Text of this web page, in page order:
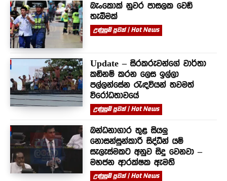
බැංකොක් නුවර පාසලක වෙඩි
තැබීමක්
උණුසුම් පුවත් | Hot News
Update – සිරකරුවන්⁣ගේ වාර්තා
කඩිනම් කරන ලෙස ඉල්ලා
පල්ලන්සේන රැඳවියන් තවමත්
විරෝධතාවයේ
උණුසුම් පුවත් | Hot News
බන්ධනාගාර තුළ සියලු
නොසන්සුන්කාරී සිද්ධීන් යම්
සැලැස්මකට අනුව සිදු වෙනවා –
මහජන ආරක්ෂක ඇමති
උණුසුම් පුවත් | Hot News